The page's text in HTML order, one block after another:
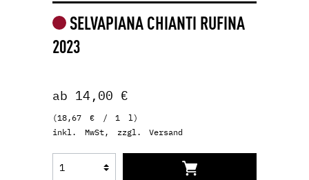
SELVAPIANA CHIANTI RUFINA
2023
ab 14,00 €
(18,67 € / 1 l)
inkl. MwSt, zzgl. Versand